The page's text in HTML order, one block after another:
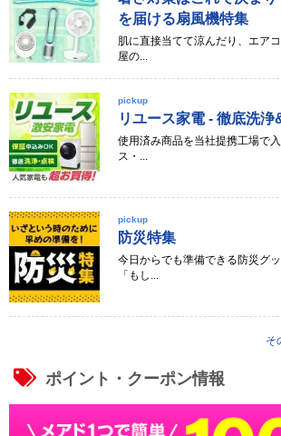
を届ける扇風機特集
肌に直接当てて涼んだり、エア
屋の...
pickup
リユース家電 - 徹底洗
使用済み商品を当社提携工場で
ス・...
pickup
防災特集
今日からでも準備できる防災グ
「もし...
そ
ポイント・クーポン情報